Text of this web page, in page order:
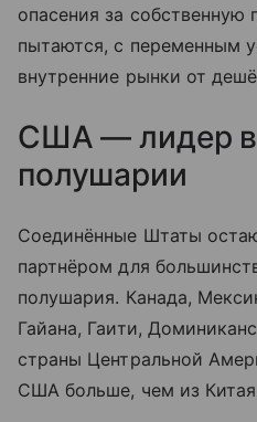
опасения за
пытаются, с переменным
внутренние рынки от
США — лидер
полушарии
Соединённые Штаты
партнёром для
полушария. Канада,
Гайана, Гаити,
страны Центральной
США больше, чем из